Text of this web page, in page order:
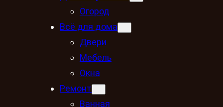
Огород
Всё для дома
Двери
Мебель
Окна
Ремонт
Ванная